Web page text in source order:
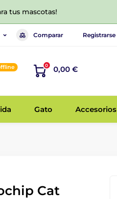
tus mascotas!
Comparar Registrarse
0 0,00 €
Gato Accesorios
Cat